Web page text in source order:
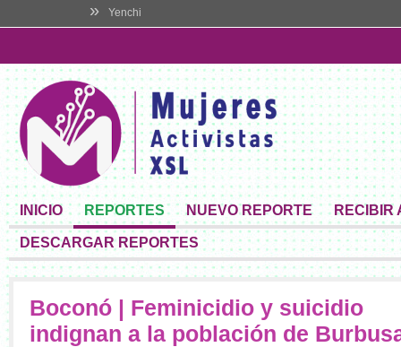
» Yenchi
INICIO REPORTES NUEVO REPORTE RECIBIR
DESCARGAR REPORTES
Boconó | Feminicidio y suicidio
indignan a la población de